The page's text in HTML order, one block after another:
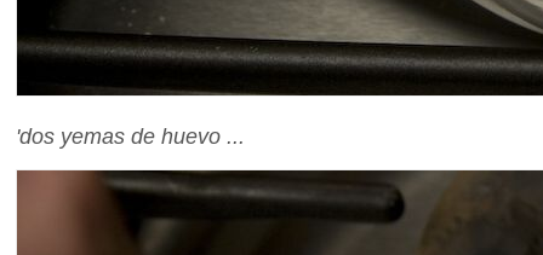
'dos yemas de huevo ...